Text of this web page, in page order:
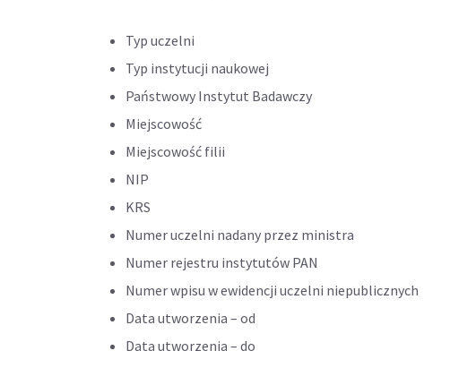
Typ uczelni
Typ instytucji naukowej
Państwowy Instytut Badawczy
Miejscowość
Miejscowość filii
NIP
KRS
Numer uczelni nadany przez ministra
Numer rejestru instytutów PAN
Numer wpisu w ewidencji uczelni niepublicznych
Data utworzenia – od
Data utworzenia – do